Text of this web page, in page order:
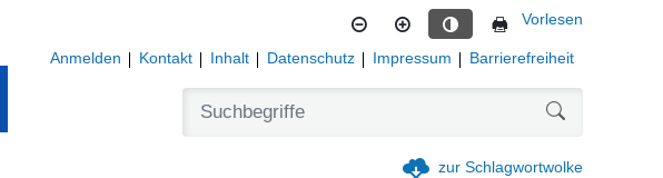
Kontrastmodus aktivieren
Vorlesen
Anmelden Kontakt Inhalt Datenschutz Impressum Barrierefreiheit
zur Schlagwortwolke